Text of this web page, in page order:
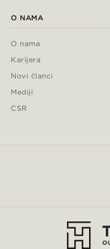
O NAMA
O nama
Karijera
Novi članci
Mediji
CSR